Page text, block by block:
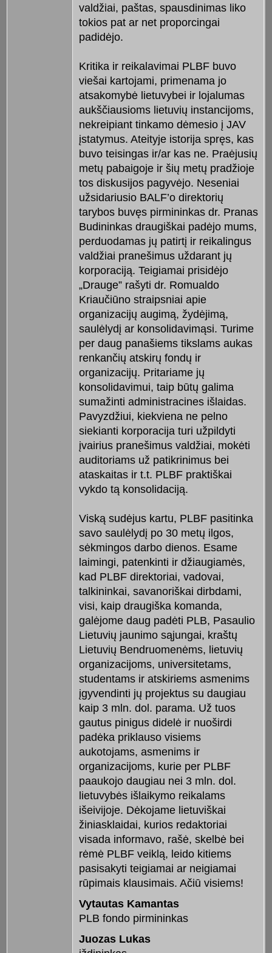
valdžiai, paštas, spausdinimas liko
tokios pat ar net proporcingai
padidėjo.
Kritika ir reikalavimai PLBF buvo
viešai kartojami, primenama jo
atsakomybė lietuvybei ir lojalumas
aukščiausioms lietuvių instancijoms,
nekreipiant tinkamo dėmesio į JAV
įstatymus. Ateityje istorija spręs, kas
buvo teisingas ir/ar kas ne. Praėjusių
metų pabaigoje ir šių metų pradžioje
tos diskusijos pagyvėjo. Neseniai
užsidariusio BALF’o direktorių
tarybos buvęs pirmininkas dr. Pranas
Budininkas draugiškai padėjo mums,
perduodamas jų patirtį ir reikalingus
valdžiai pranešimus uždarant jų
korporaciją. Teigiamai prisidėjo
„Drauge” rašyti dr. Romualdo
Kriaučiūno straipsniai apie
organizacijų augimą, žydėjimą,
saulėlydį ar konsolidavimąsi. Turime
per daug panašiems tikslams aukas
renkančių atskirų fondų ir
organizacijų. Pritariame jų
konsolidavimui, taip būtų galima
sumažinti administracines išlaidas.
Pavyzdžiui, kiekviena ne pelno
siekianti korporacija turi užpildyti
įvairius pranešimus valdžiai, mokėti
auditoriams už patikrinimus bei
ataskaitas ir t.t. PLBF praktiškai
vykdo tą konsolidaciją.
Viską sudėjus kartu, PLBF pasitinka
savo saulėlydį po 30 metų ilgos,
sėkmingos darbo dienos. Esame
laimingi, patenkinti ir džiaugiamės,
kad PLBF direktoriai, vadovai,
talkininkai, savanoriškai dirbdami,
visi, kaip draugiška komanda,
galėjome daug padėti PLB, Pasaulio
Lietuvių jaunimo sąjungai, kraštų
Lietuvių Bendruomenėms, lietuvių
organizacijoms, universitetams,
studentams ir atskiriems asmenims
įgyvendinti jų projektus su daugiau
kaip 3 mln. dol. parama. Už tuos
gautus pinigus didelė ir nuoširdi
padėka priklauso visiems
aukotojams, asmenims ir
organizacijoms, kurie per PLBF
paaukojo daugiau nei 3 mln. dol.
lietuvybės išlaikymo reikalams
išeivijoje. Dėkojame lietuviškai
žiniasklaidai, kurios redaktoriai
visada informavo, rašė, skelbė bei
rėmė PLBF veiklą, leido kitiems
pasisakyti teigiamai ar neigiamai
rūpimais klausimais. Ačiū visiems!
Vytautas Kamantas
PLB fondo pirmininkas
Juozas Lukas